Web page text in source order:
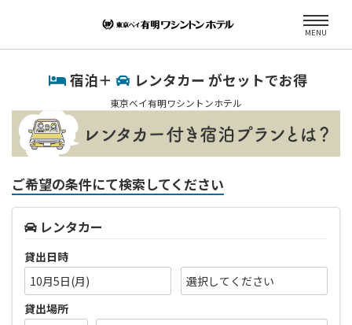
MENU
宿泊＋ レンタカー がセットでお得
東京ベイ有明ワシントンホテル
ご希望の条件にて検索してください
レンタカー
貸出日時
10月5日(月)
貸出場所